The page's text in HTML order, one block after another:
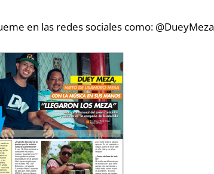
en las redes sociales como: @DueyMeza